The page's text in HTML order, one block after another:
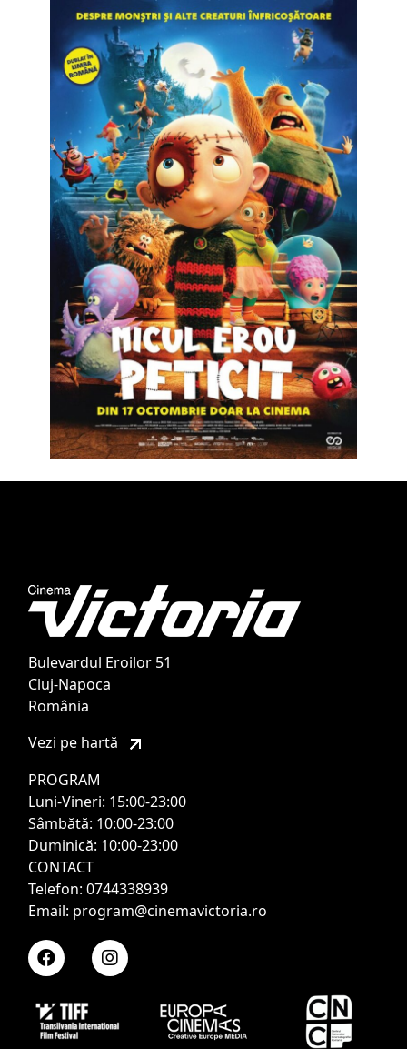
Bulevardul Eroilor 51
Cluj-Napoca
România
Vezi pe hartă
PROGRAM
Luni-Vineri: 15:00-23:00
Sâmbătă: 10:00-23:00
Duminică: 10:00-23:00
CONTACT
Telefon: 0744338939
Email: program@cinemavictoria.ro